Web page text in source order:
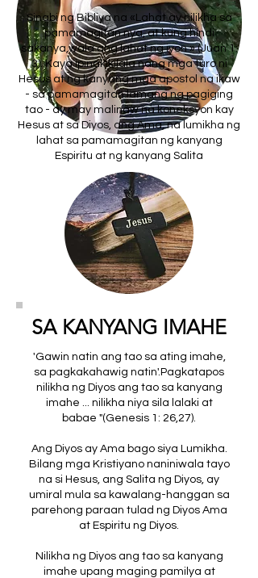
Sinabi ng Bibliya na «Lahat ay nilikha sa
pamamagitan nya, at kung hindi
sakanya,wala ang lahat ng iyon » (Juan 1:
3). Kaya ipinakikilala nang mga turo ni
Hesus at ng kanyang mga apostol na ikaw
- sa pamamagitan lamang ng pagiging
tao - ay may malinaw na koneksyon kay
Hesus at sa Diyos, ang Ama, na lumikha ng
lahat sa pamamagitan ng kanyang
Espiritu at ng kanyang Salita
SA KANYANG IMAHE
'Gawin natin ang tao sa ating imahe,
sa pagkakahawig natin'.Pagkatapos
nilikha ng Diyos ang tao sa kanyang
imahe ... nilikha niya sila lalaki at
babae "(Genesis 1: 26,27).​
Ang Diyos ay Ama bago siya Lumikha.
Bilang mga Kristiyano naniniwala tayo
na si Hesus, ang Salita ng Diyos, ay
umiral mula sa kawalang-hanggan sa
parehong paraan tulad ng Diyos Ama
at Espiritu ng Diyos.
Nilikha ng Diyos ang tao sa kanyang
imahe upang maging pamilya at